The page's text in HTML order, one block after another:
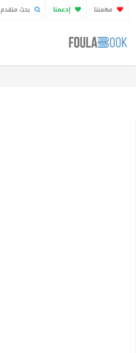
مهمتنا إدعمنا بحث متقدم